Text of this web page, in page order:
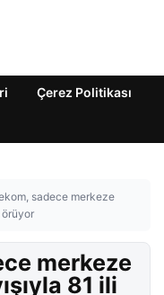
Çerez Politikası
sadece merkeze
örüyor
merkeze
81 ili